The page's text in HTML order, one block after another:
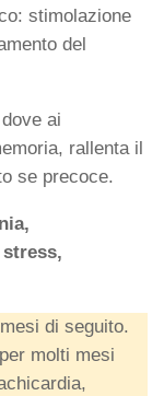
stimolazione
del
ai
rallenta il
se precoce.
di seguito.
molti mesi